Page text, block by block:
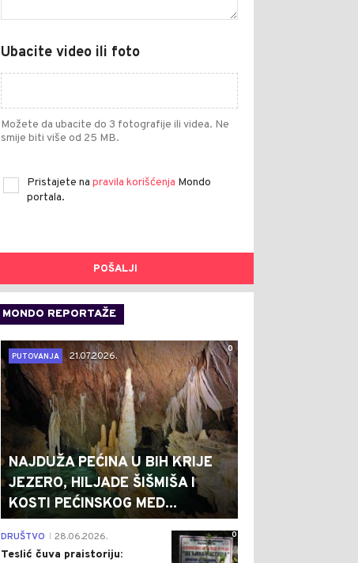
Ubacite video ili foto
Možete da ubacite do 3 fotografije ili videa. Ne
smije biti više od 25 MB.
Pristajete na pravila korišćenja Mondo
portala.
POŠALJI
MONDO REPORTAŽE
0
PUTOVANJA
21.07.2026.
NAJDUŽA PEĆINA U BIH KRIJE
JEZERO, HILJADE ŠIŠMIŠA I
KOSTI PEĆINSKOG MED...
0
DRUŠTVO 28.06.2026.
Teslić čuva praistoriju: